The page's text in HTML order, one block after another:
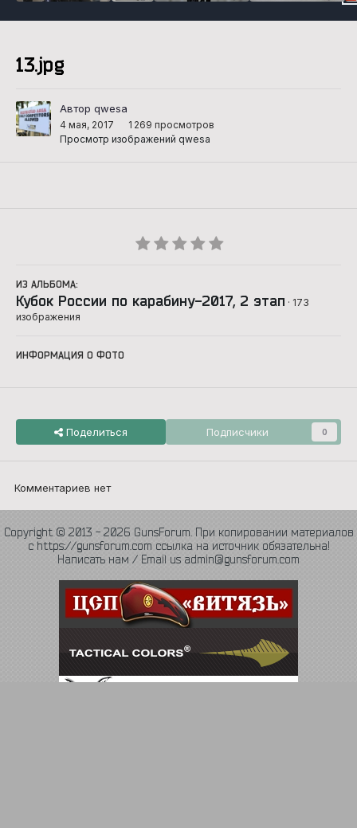
13.jpg
Автор qwesa
4 мая, 2017
1 269 просмотров
Просмотр изображений qwesa
ИЗ АЛЬБОМА:
Кубок России по карабину-2017, 2 этап · 173
изображения
ИНФОРМАЦИЯ О ФОТО
Поделиться Подписчики 0
Комментариев нет
Copyright © 2013 - 2026 GunsForum. При копировании материалов
с https://gunsforum.com ссылка на источник обязательна!
Написать нам / Email us admin@gunsforum.com